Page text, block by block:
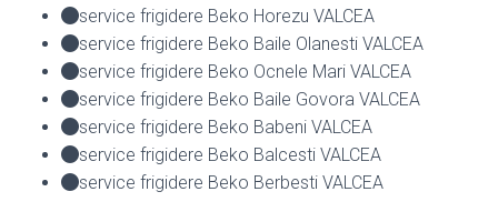
service frigidere Beko Horezu VALCEA
service frigidere Beko Baile Olanesti VALCEA
service frigidere Beko Ocnele Mari VALCEA
service frigidere Beko Baile Govora VALCEA
service frigidere Beko Babeni VALCEA
service frigidere Beko Balcesti VALCEA
service frigidere Beko Berbesti VALCEA